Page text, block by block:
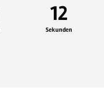
10
Sekunden